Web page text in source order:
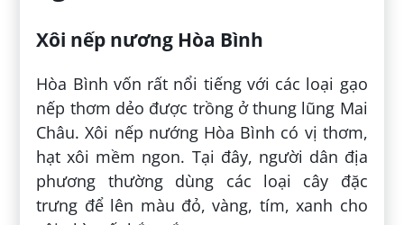
Xôi nếp nương Hòa Bình
Hòa Bình vốn rất nổi tiếng với các loại gạo
nếp thơm dẻo được trồng ở thung lũng Mai
Châu. Xôi nếp nướng Hòa Bình có vị thơm,
hạt xôi mềm ngon. Tại đây, người dân địa
phương thường dùng các loại cây đặc
trưng để lên màu đỏ, vàng, tím, xanh cho